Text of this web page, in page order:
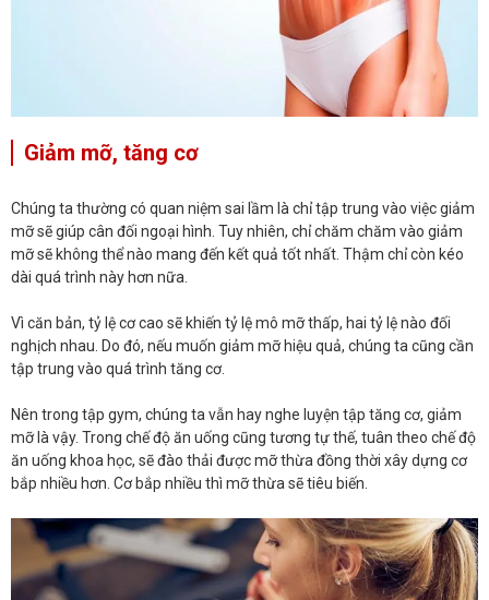
Giảm mỡ, tăng cơ
Chúng ta thường có quan niệm sai lầm là chỉ tập trung vào việc giảm
mỡ sẽ giúp cân đối ngoại hình. Tuy nhiên, chỉ chăm chăm vào giảm
mỡ sẽ không thể nào mang đến kết quả tốt nhất. Thậm chỉ còn kéo
dài quá trình này hơn nữa.
Vì căn bản, tỷ lệ cơ cao sẽ khiến tỷ lệ mô mỡ thấp, hai tỷ lệ nào đối
nghịch nhau. Do đó, nếu muốn giảm mỡ hiệu quả, chúng ta cũng cần
tập trung vào quá trình tăng cơ.
Nên trong tập gym, chúng ta vẫn hay nghe luyện tập tăng cơ, giảm
mỡ là vậy. Trong chế độ ăn uống cũng tương tự thế, tuân theo chế độ
ăn uống khoa học, sẽ đào thải được mỡ thừa đồng thời xây dựng cơ
bắp nhiều hơn. Cơ bắp nhiều thì mỡ thừa sẽ tiêu biến.